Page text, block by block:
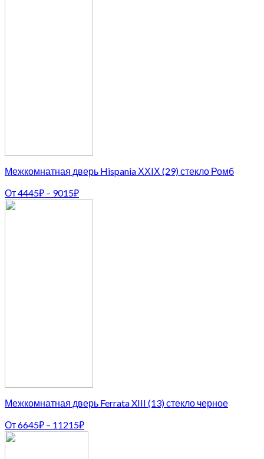
Межкомнатная дверь Hispania ХХIХ (29) стекло Ромб
От4445₽ – 9015₽
Межкомнатная дверь Ferrata XIII (13) стекло черное
От6645₽ – 11215₽